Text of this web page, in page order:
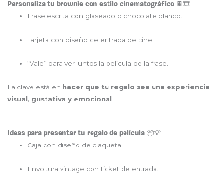
Personaliza tu brownie con estilo cinematográfico 🍫🎞️
Frase escrita con glaseado o chocolate blanco.
Tarjeta con diseño de entrada de cine.
“Vale” para ver juntos la película de la frase.
La clave está en hacer que tu regalo sea una experiencia
visual, gustativa y emocional
Ideas para presentar tu regalo de película 📦💡
Caja con diseño de claqueta.
Envoltura vintage con ticket de entrada.